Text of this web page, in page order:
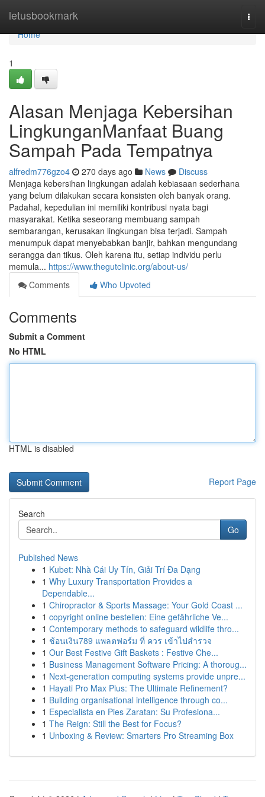
letusbookmark
Home
Home
1
Alasan Menjaga Kebersihan
LingkunganManfaat Buang
Sampah Pada Tempatnya
alfredm776gzo4 270 days ago News
Discuss
Menjaga kebersihan lingkungan adalah kebiasaan sederhana
yang belum dilakukan secara konsisten oleh banyak orang.
Padahal, kepedulian ini memiliki kontribusi nyata bagi
masyarakat. Ketika seseorang membuang sampah
sembarangan, kerusakan lingkungan bisa terjadi. Sampah
menumpuk dapat menyebabkan banjir, bahkan mengundang
serangga dan tikus. Oleh karena itu, setiap individu perlu
memula... https://www.thegutclinic.org/about-us/
Comments
Who Upvoted
Comments
Submit a Comment
No HTML
HTML is disabled
Report Page
Search
Go
Published News
1 Kubet: Nhà Cái Uy Tín, Giải Trí Đa Dạng
1 Why Luxury Transportation Provides a
Dependable...
1 Chiropractor & Sports Massage: Your Gold Coast ...
1 copyright online bestellen: Eine gefährliche Ve...
1 Contemporary methods to safeguard wildlife thro...
1 ช้อนเงิน789 แพลตฟอร์ม ที่ ควร เข้าไปสำรวจ
1 Our Best Festive Gift Baskets : Festive Che...
1 Business Management Software Pricing: A thoroug...
1 Next-generation computing systems provide unpre...
1 Hayati Pro Max Plus: The Ultimate Refinement?
1 Building organisational intelligence through co...
1 Especialista en Pies Zaratan: Su Profesiona...
1 The Reign: Still the Best for Focus?
1 Unboxing & Review: Smarters Pro Streaming Box